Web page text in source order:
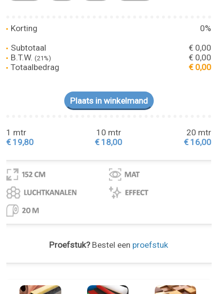
Korting
0%
Subtotaal
€ 0,00
B.T.W.(21%)
€ 0,00
Totaalbedrag
€ 0,00
1 mtr
€ 19,80
10 mtr
€ 18,00
20 mtr
€ 16,00
Proefstuk?Bestel een proefstuk